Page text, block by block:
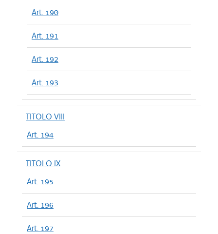
Art. 190
Art. 191
Art. 192
Art. 193
TITOLO VIII
Art. 194
TITOLO IX
Art. 195
Art. 196
Art. 197